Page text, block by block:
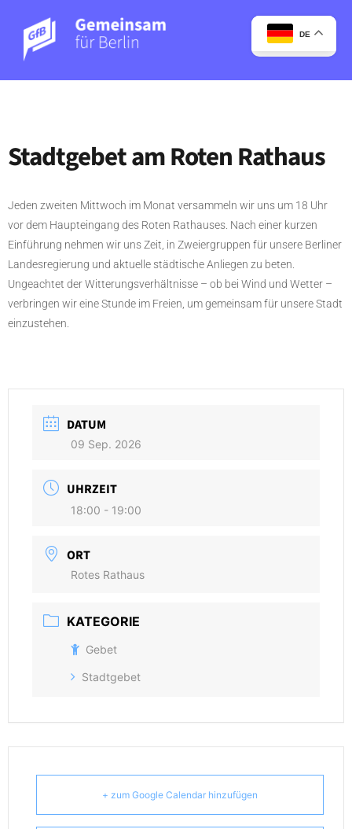
Stadtgebet am Roten Rathaus
Jeden zweiten Mittwoch im Monat versammeln wir uns um 18 Uhr
vor dem Haupteingang des Roten Rathauses. Nach einer kurzen
Einführung nehmen wir uns Zeit, in Zweiergruppen für unsere Berliner
Landesregierung und aktuelle städtische Anliegen zu beten.
Ungeachtet der Witterungsverhältnisse – ob bei Wind und Wetter –
verbringen wir eine Stunde im Freien, um gemeinsam für unsere Stadt
einzustehen.
DATUM
09 Sep. 2026
UHRZEIT
18:00 - 19:00
ORT
Rotes Rathaus
KATEGORIE
Gebet
Stadtgebet
+ zum Google Calendar hinzufügen
DE